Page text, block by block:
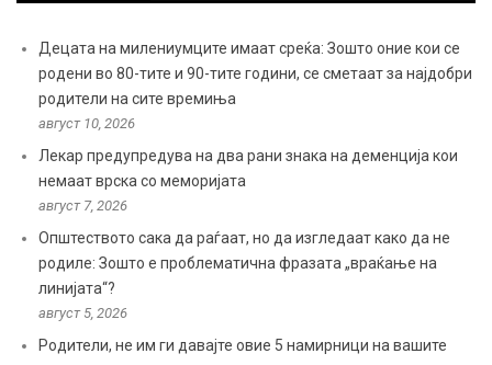
Децата на милениумците имаат среќа: Зошто оние кои се
родени во 80-тите и 90-тите години, се сметаат за најдобри
родители на сите времиња
август 10, 2026
Лекар предупредува на два рани знака на деменција кои
немаат врска со меморијата
август 7, 2026
Општеството сака да раѓаат, но да изгледаат како да не
родиле: Зошто е проблематична фразата „враќање на
линијата“?
август 5, 2026
Родители, не им ги давајте овие 5 намирници на вашите